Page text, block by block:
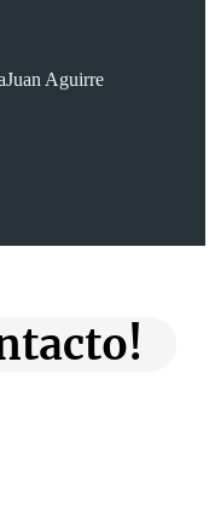
Juan Aguirre